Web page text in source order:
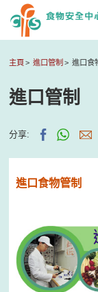
主頁 進口管制 進口食
進口管制
分享:
進口食物管制